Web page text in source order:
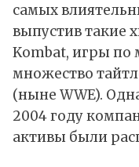
самых
выпустив такие
Kombat, игры по
множество
(ныне WWE).
2004 году
активы были